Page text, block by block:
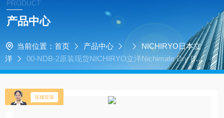
PRODUCT
产品中心
当前位置： 首页 产品中心
NICHIRYO日本立
洋
00-NDB-2原装现货NICHIRYO立洋Nichimate Dry Bat
hⅡ